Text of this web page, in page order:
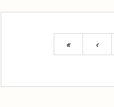
« ‹